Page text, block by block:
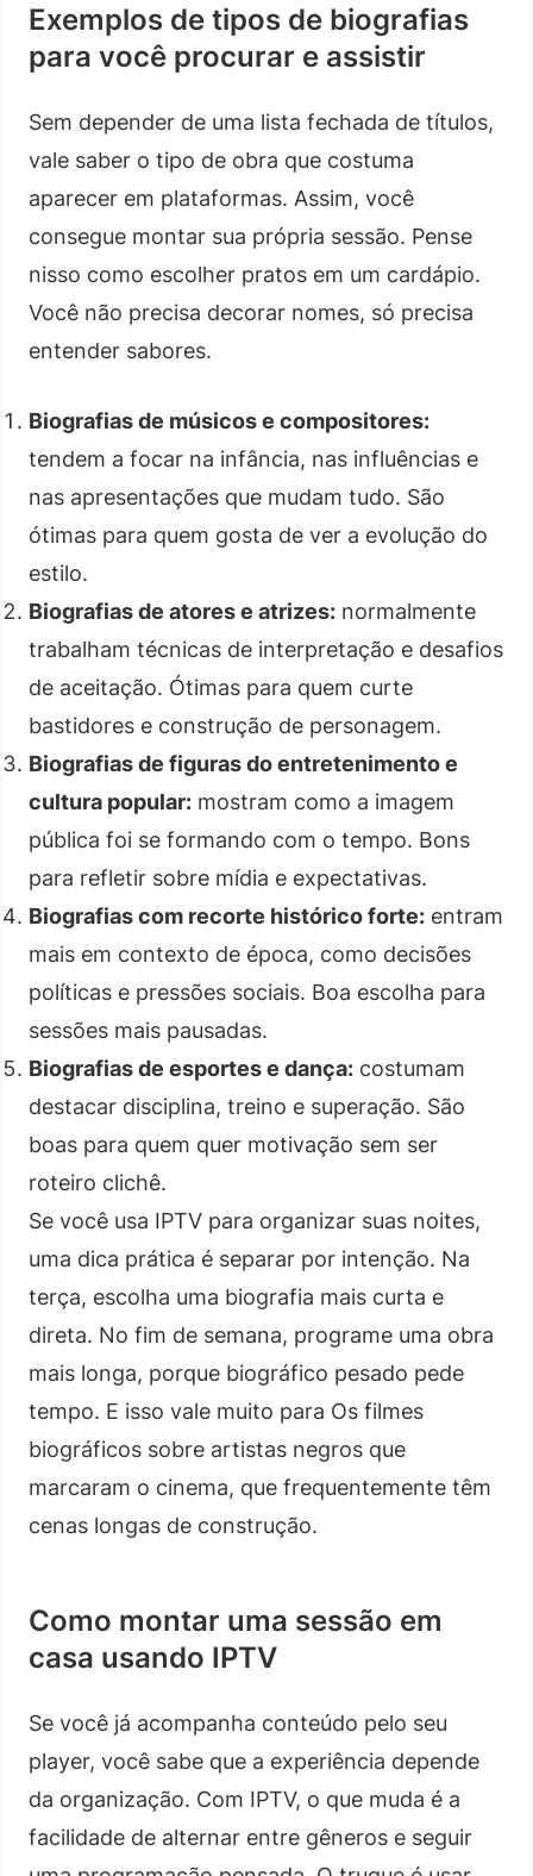
Exemplos de tipos de biografias
para você procurar e assistir
Sem depender de uma lista fechada de títulos,
vale saber o tipo de obra que costuma
aparecer em plataformas. Assim, você
consegue montar sua própria sessão. Pense
nisso como escolher pratos em um cardápio.
Você não precisa decorar nomes, só precisa
entender sabores.
Biografias de músicos e compositores:
tendem a focar na infância, nas influências e
nas apresentações que mudam tudo. São
ótimas para quem gosta de ver a evolução do
estilo.
Biografias de atores e atrizes: normalmente
trabalham técnicas de interpretação e desafios
de aceitação. Ótimas para quem curte
bastidores e construção de personagem.
Biografias de figuras do entretenimento e
cultura popular: mostram como a imagem
pública foi se formando com o tempo. Bons
para refletir sobre mídia e expectativas.
Biografias com recorte histórico forte: entram
mais em contexto de época, como decisões
políticas e pressões sociais. Boa escolha para
sessões mais pausadas.
Biografias de esportes e dança: costumam
destacar disciplina, treino e superação. São
boas para quem quer motivação sem ser
roteiro clichê.
Se você usa IPTV para organizar suas noites,
uma dica prática é separar por intenção. Na
terça, escolha uma biografia mais curta e
direta. No fim de semana, programe uma obra
mais longa, porque biográfico pesado pede
tempo. E isso vale muito para Os filmes
biográficos sobre artistas negros que
marcaram o cinema, que frequentemente têm
cenas longas de construção.
Como montar uma sessão em
casa usando IPTV
Se você já acompanha conteúdo pelo seu
player, você sabe que a experiência depende
da organização. Com IPTV, o que muda é a
facilidade de alternar entre gêneros e seguir